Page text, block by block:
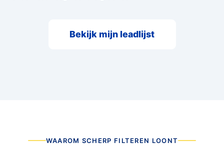
Bekijk mijn leadlijst
WAAROM SCHERP FILTEREN LOONT